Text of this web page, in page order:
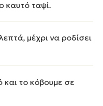
καυτό ταψί.
μέχρι να ροδίσει
και το κόβουμε σε